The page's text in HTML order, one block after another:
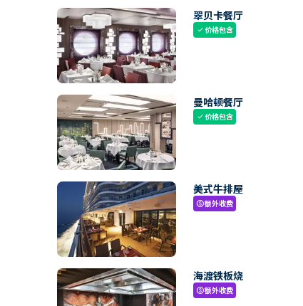
翠贝卡餐厅
check价格包含
曼哈顿餐厅
check价格包含
美式牛排屋
paid额外收费
海渡铁板烧
paid额外收费